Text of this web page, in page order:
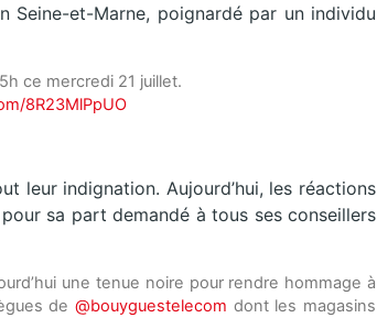
Seine-et-Marne, poignardé par un individu
ce mercredi 21 juillet.
8R23MlPpUO
leur indignation. Aujourd’hui, les réactions
sa part demandé à tous ses conseillers
une tenue noire pour rendre hommage à
de @bouyguestelecom dont les magasins